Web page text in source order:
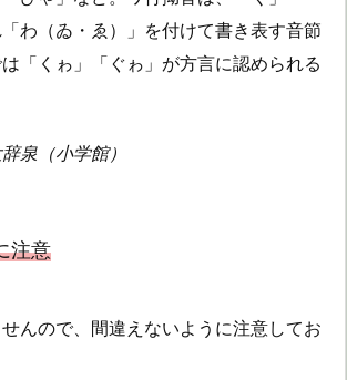
「わ（ゐ・ゑ）」を付けて書き表す音節
「くゎ」「ぐゎ」が方言に認められる
泉（小学館）
注意
せんので、間違えないように注意してお